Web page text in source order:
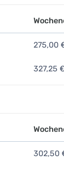
275,00
327,25
302,50